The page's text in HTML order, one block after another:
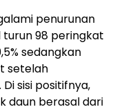
penurunan
turun 98 peringkat
sedangkan
setelah
sisi positifnya,
daun berasal dari